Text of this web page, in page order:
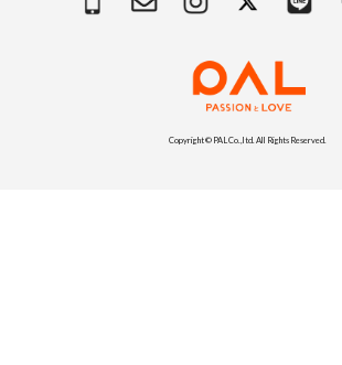
Copyright © PAL Co.,ltd. All Rights Reserved.